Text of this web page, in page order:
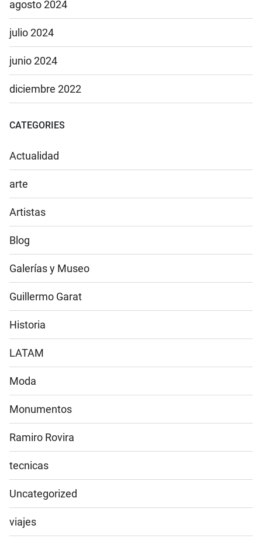
agosto 2024
julio 2024
junio 2024
diciembre 2022
CATEGORIES
Actualidad
arte
Artistas
Blog
Galerías y Museo
Guillermo Garat
Historia
LATAM
Moda
Monumentos
Ramiro Rovira
tecnicas
Uncategorized
viajes